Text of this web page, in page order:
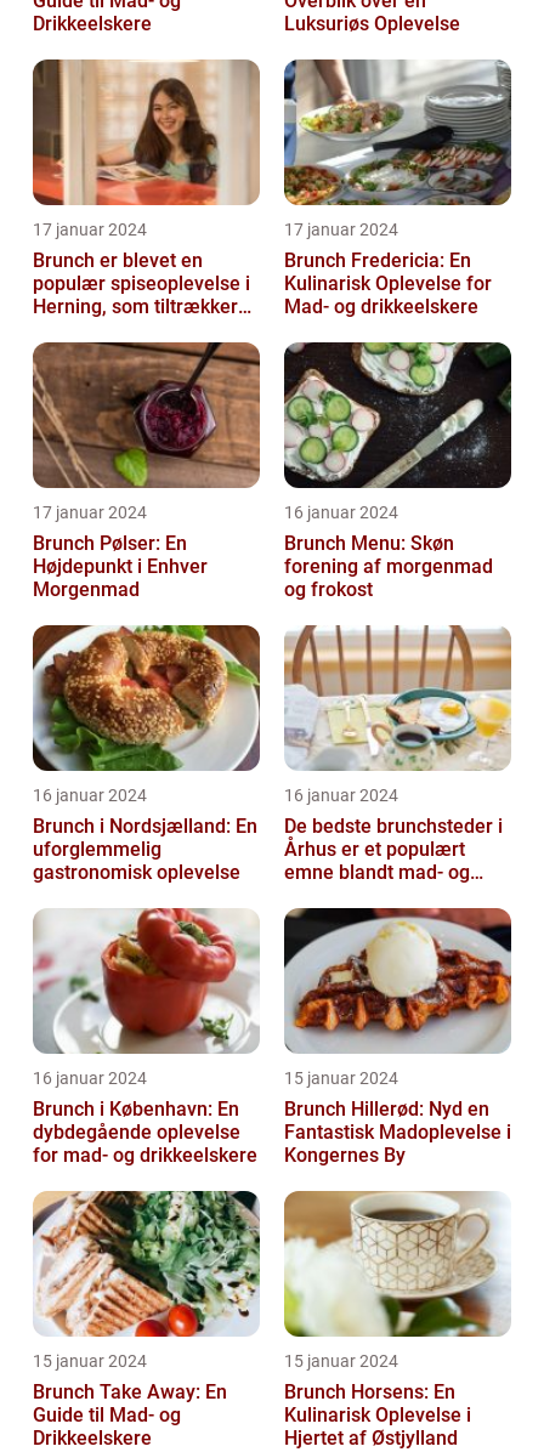
Drikkeelskere
Luksuriøs Oplevelse
17 januar 2024
Brunch er blevet en
populær spiseoplevelse i
Herning, som tiltrækker
og turis...
17 januar 2024
Brunch Fredericia: En
Kulinarisk Oplevelse for
Mad- og drikkeelskere
17 januar 2024
Brunch Pølser: En
Højdepunkt i Enhver
Morgenmad
16 januar 2024
Brunch Menu: Skøn
forening af morgenmad
og frokost
16 januar 2024
Brunch i Nordsjælland: En
uforglemmelig
gastronomisk oplevelse
16 januar 2024
De bedste brunchsteder i
Århus er et populært
emne blandt mad- og
lokale og turi...
16 januar 2024
Brunch i København: En
dybdegående oplevelse
for mad- og drikkeelskere
15 januar 2024
Brunch Hillerød: Nyd en
Fantastisk Madoplevelse i
Kongernes By
15 januar 2024
Brunch Take Away: En
Guide til Mad- og
Drikkeelskere
15 januar 2024
Brunch Horsens: En
Kulinarisk Oplevelse i
Hjertet af Østjylland